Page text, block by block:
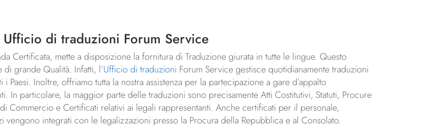
Ufficio di traduzioni Forum Service
Certificata, mette a disposizione la fornitura di Traduzione giurata in tutte le lingue. Questo
di grande Qualità. Infatti, l’Ufficio di traduzioni Forum Service gestisce quotidianamente traduzioni
Inoltre, offriamo tutta la nostra assistenza per la partecipazione a gare d’appalto
In particolare, la maggior parte delle traduzioni sono precisamente Atti Costitutivi, Statuti, Procure
Commercio e Certificati relativi ai legali rappresentanti. Anche certificati per il personale,
vengono integrati con le legalizzazioni presso la Procura della Repubblica e al Consolato.